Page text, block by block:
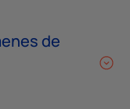
de